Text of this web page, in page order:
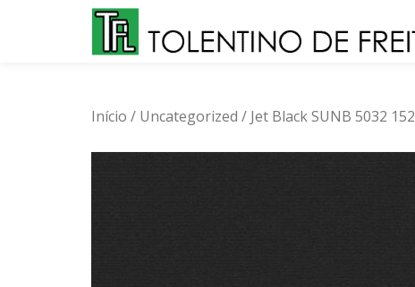
Início / Uncategorized / Jet Black SUNB 5032 152